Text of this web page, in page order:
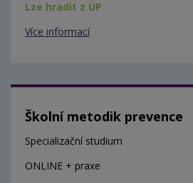
Lze hradit z ÚP
Více informací
Školní metodik prevence
Specializační studium
ONLINE + praxe